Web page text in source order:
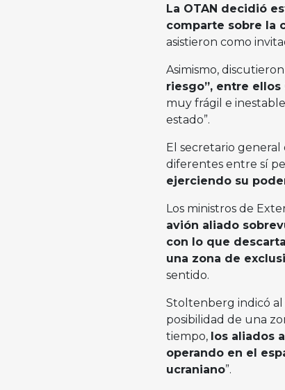
La OTAN decidió
comparte sobre la
asistieron como
Asimismo,
riesgo”, entre
muy frágil e
estado”.
El secretario general
diferentes entre sí
ejerciendo su
Los ministros de
avión aliado
con lo que
una zona de
sentido.
Stoltenberg indicó
posibilidad de una
tiempo, los aliados
operando en el
ucraniano”.